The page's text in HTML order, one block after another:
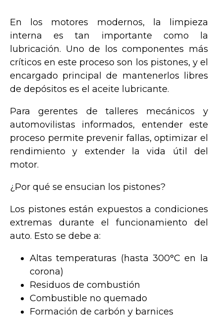
En los motores modernos, la limpieza
interna es tan importante como la
lubricación. Uno de los componentes más
críticos en este proceso son los pistones, y el
encargado principal de mantenerlos libres
de depósitos es el aceite lubricante.
Para gerentes de talleres mecánicos y
automovilistas informados, entender este
proceso permite prevenir fallas, optimizar el
rendimiento y extender la vida útil del
motor.
¿Por qué se ensucian los pistones?
Los pistones están expuestos a condiciones
extremas durante el funcionamiento del
auto. Esto se debe a:
Altas temperaturas (hasta 300°C en la
corona)
Residuos de combustión
Combustible no quemado
Formación de carbón y barnices